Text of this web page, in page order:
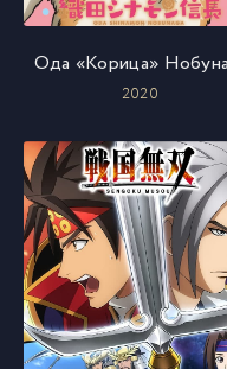
Ода «Корица»
2020